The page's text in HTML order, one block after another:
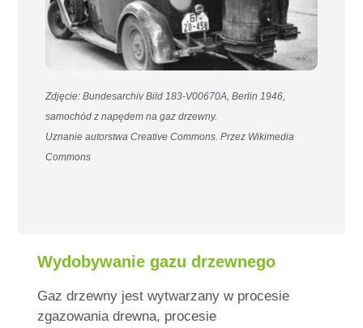
Zdjęcie: Bundesarchiv Bild 183-V00670A, Berlin 1946,
samochód z napędem na gaz drzewny.
Uznanie autorstwa Creative Commons. Przez Wikimedia
Commons
Wydobywanie gazu drzewnego
Gaz drzewny jest wytwarzany w procesie
zgazowania drewna, procesie